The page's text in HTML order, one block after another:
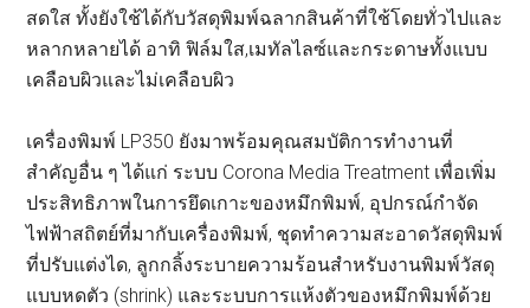
สดใส ทั้งยังใช้ได้กับวัสดุพิมพ์ฉลากสินค้าที่ใช้โดยทั่วไปและ
หลากหลายได้ อาทิ ฟิล์มใส,เมทัลไลซ์และกระดาษทั้งแบบ
เคลือบผิวและไม่เคลือบผิว
เครื่องพิมพ์ LP350 ยังมาพร้อมคุณสมบัติการทำงานที่
สำคัญอื่น ๆ ได้แก่ ระบบ Corona Media Treatment เพื่อเพิ่ม
ประสิทธิภาพในการยึดเกาะของหมึกพิมพ์, อุปกรณ์กำจัด
ไฟฟ้าสถิตย์ที่มากับเครื่องพิมพ์, ชุดทำความสะอาดวัสดุพิมพ์
ที่ปรับแต่งได, ลูกกลิ้งระบายความร้อนสำหรับงานพิมพ์วัสดุ
แบบหดตัว (shrink) และระบบการแห้งตัวของหมึกพิมพ์ด้วย